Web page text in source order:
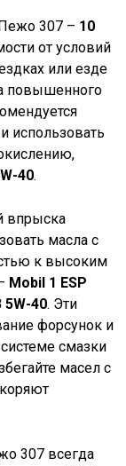
307 – 10
от условий
или езде
повышенного
и использовать
40.
впрыска
масла с
к высоким
Mobil 1 ESP
5W-40. Эти
форсунок и
смазки
масел с
307 всегда